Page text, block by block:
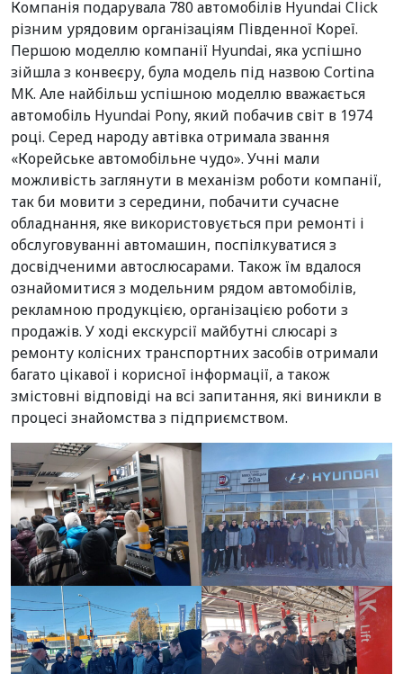
Компанія подарувала 780 автомобілів Hyundai Click
різним урядовим організаціям Південної Кореї.
Першою моделлю компанії Hyundai, яка успішно
зійшла з конвеєру, була модель під назвою Cortina
MK. Але найбільш успішною моделлю вважається
автомобіль Hyundai Pony, який побачив світ в 1974
році. Серед народу автівка отримала звання
«Корейське автомобільне чудо». Учні мали
можливість заглянути в механізм роботи компанії,
так би мовити з середини, побачити сучасне
обладнання, яке використовується при ремонті і
обслуговуванні автомашин, поспілкуватися з
досвідченими автослюсарами. Також їм вдалося
ознайомитися з модельним рядом автомобілів,
рекламною продукцією, організацією роботи з
продажів. У ході екскурсії майбутні слюсарі з
ремонту колісних транспортних засобів отримали
багато цікавої і корисної інформації, а також
змістовні відповіді на всі запитання, які виникли в
процесі знайомства з підприємством.